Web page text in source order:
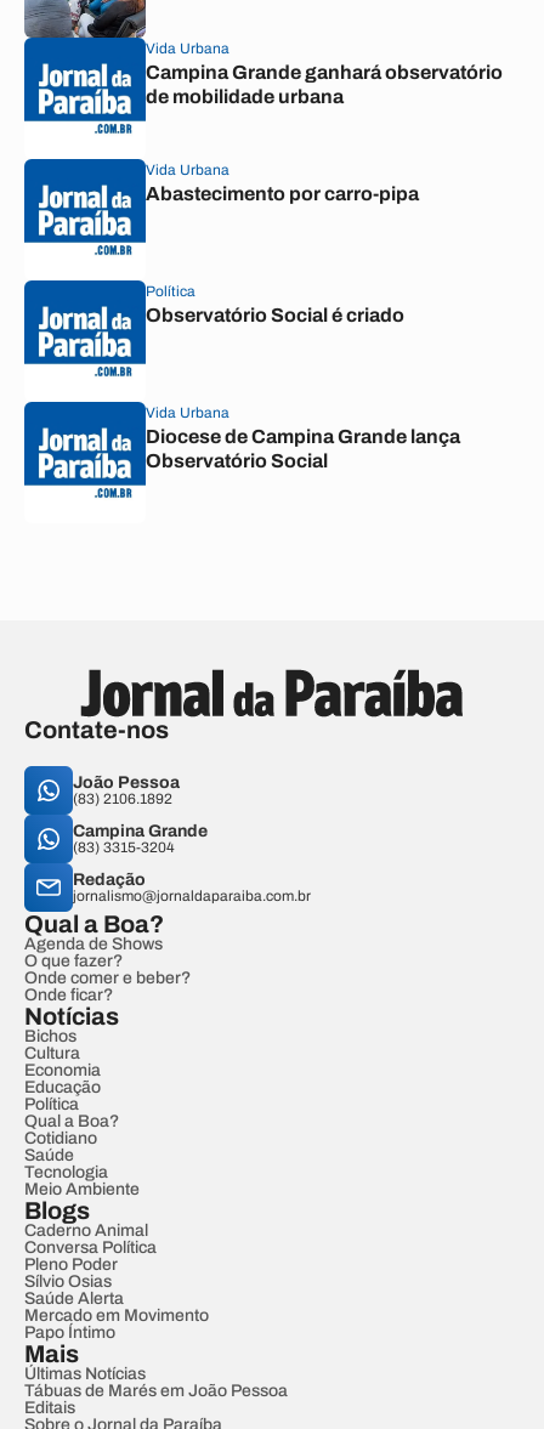
Vida Urbana
Campina Grande ganhará observatório
de mobilidade urbana
Vida Urbana
Abastecimento por carro-pipa
Política
Observatório Social é criado
Vida Urbana
Diocese de Campina Grande lança
Observatório Social
Contate-nos
João Pessoa
(83) 2106.1892
Campina Grande
(83) 3315-3204
Redação
jornalismo@jornaldaparaiba.com.br
Qual a Boa?
Agenda de Shows
O que fazer?
Onde comer e beber?
Onde ficar?
Notícias
Bichos
Cultura
Economia
Educação
Política
Qual a Boa?
Cotidiano
Saúde
Tecnologia
Meio Ambiente
Blogs
Caderno Animal
Conversa Política
Pleno Poder
Sílvio Osias
Saúde Alerta
Mercado em Movimento
Papo Íntimo
Mais
Últimas Notícias
Tábuas de Marés em João Pessoa
Editais
Sobre o Jornal da Paraíba